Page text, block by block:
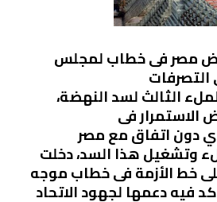
مصر فى خطاب لمجلس
التصرفات
الثالث لسد النهضة،
الاستمرار فى
دون اتفاق مع مصر
وتشغيل هذا السد، دخلت
على خط الأزمة فى خطاب موجه
فيه دعمها لجهود الاتحاد